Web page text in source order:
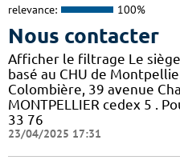
relevance: 100%
Nous contacter
Afficher le filtrage Le siège
basé au CHU de
Colombière, 39 avenue
MONTPELLIER cedex 5 .
33 76
23/04/2025 17:31